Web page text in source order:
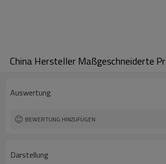
China Hersteller Maßgeschneiderte
Auswertung
BEWERTUNG HINZUFÜGEN
Darstellung